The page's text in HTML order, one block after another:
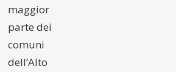
maggior
parte dei
comuni
dell’Alto